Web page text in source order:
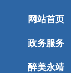
网站首页
政务服务
醉美永靖